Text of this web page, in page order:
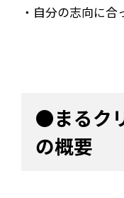
・自分の志向に
●まるク
の概要